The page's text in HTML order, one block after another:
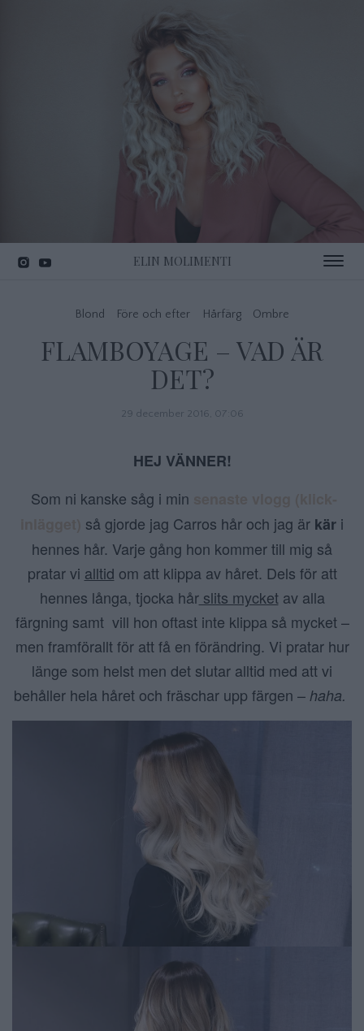
ELIN MOLIMENTI Toggle
Blond Före och efter Hårfärg Ombre
FLAMBOYAGE – VAD ÄR
DET?
29 december 2016, 07:06
HEJ VÄNNER!
Som ni kanske såg i min
så gjorde jag Carros hår och jag är kär i
hennes hår. Varje gång hon kommer till mig så
pratar vi alltid om att klippa av håret. Dels för att
hennes långa, tjocka hårslits mycketav alla
färgning samt vill hon oftast inte klippa så mycket –
men framförallt för att få en förändring. Vi pratar hur
länge som helst men det slutar alltid med att vi
behåller hela håret och fräschar upp färgen – haha.